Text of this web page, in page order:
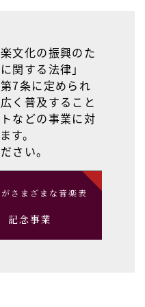
文化の振興のた
関する法律」
7条に定められ
く普及すること
などの事業に対
す。
さい。
さまざまな音楽表
記念事業